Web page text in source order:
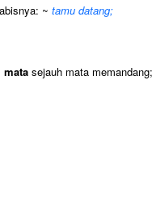
~ tamu datang;
mata sejauh mata memandang;